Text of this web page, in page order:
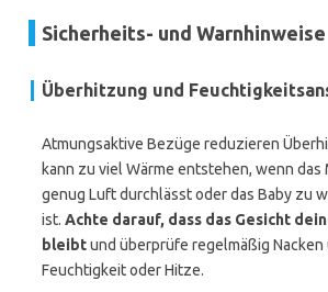
Sicherheits- und Warnhinweise
Überhitzung und
Atmungsaktive Bezüge reduzieren
kann zu viel Wärme entstehen, wenn das
genug Luft durchlässt oder das Baby zu
ist. Achte darauf, dass das Gesicht
bleibtund überprüfe regelmäßig Nacken
Feuchtigkeit oder Hitze.